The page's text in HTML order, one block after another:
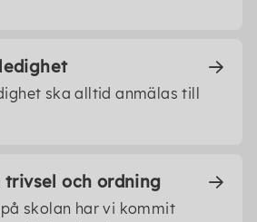
ska alltid anmälas till
och ordning
skolan har vi kommit